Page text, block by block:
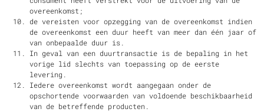
overeenkomst;
de vereisten voor opzegging van de overeenkomst indien
de overeenkomst een duur heeft van meer dan één jaar of
van onbepaalde duur is.
In geval van een duurtransactie is de bepaling in het
vorige lid slechts van toepassing op de eerste
levering.
Iedere overeenkomst wordt aangegaan onder de
opschortende voorwaarden van voldoende beschikbaarheid
van de betreffende producten.